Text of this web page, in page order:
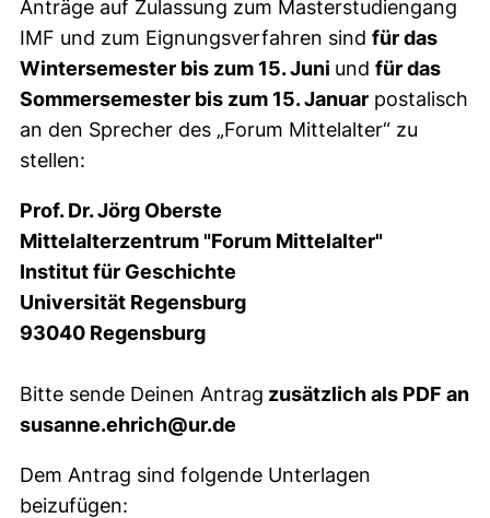
Anträge auf Zulassung zum Masterstudiengang
IMF und zum Eignungsverfahren sind für das
Wintersemester bis zum 15. Juni und für das
Sommersemester bis zum 15. Januar postalisch
an den Sprecher des „Forum Mittelalter“ zu
stellen:
Prof. Dr. Jörg Oberste
Mittelalterzentrum "Forum Mittelalter"
Institut für Geschichte
Universität Regensburg
93040 Regensburg
Bitte sende Deinen Antrag zusätzlich als PDF an
susanne.ehrich@ur.de
Dem Antrag sind folgende Unterlagen
beizufügen: